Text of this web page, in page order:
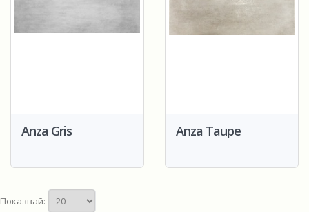
Anza Gris Anza Taupe
Показвай: